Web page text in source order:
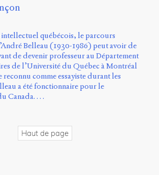
intellectuel québécois, le parcours
Belleau (1930-1986) peut avoir de
de devenir professeur au Département
de l’Université du Québec à Montréal
reconnu comme essayiste durant les
a été fonctionnaire pour le
Canada. …
Haut de page